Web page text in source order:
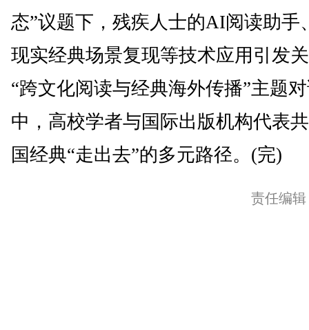
态”议题下，残疾人士的AI阅读助手
现实经典场景复现等技术应用引发
“跨文化阅读与经典海外传播”主题
中，高校学者与国际出版机构代表
国经典“走出去”的多元路径。(完)
责任编